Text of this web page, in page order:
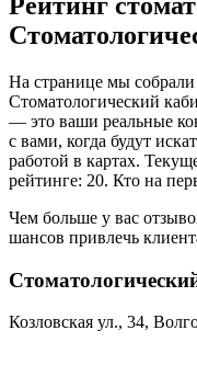
На странице мы
Стоматологический
— это ваши реальные
с вами, когда будут
работой в картах.
рейтинге: 20. Кто на
Чем больше у вас
шансов привлечь
Козловская ул., 34,